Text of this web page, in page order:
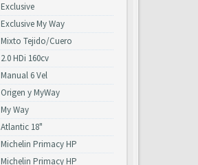
Exclusive
Exclusive My Way
Mixto Tejido/Cuero
2.0 HDi 160cv
Manual 6 Vel
Origen y MyWay
My Way
Atlantic 18"
Michelin Primacy HP
Michelin Primacy HP